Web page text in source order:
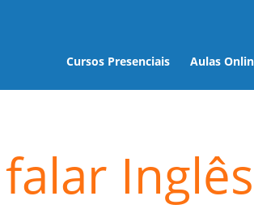
Cursos Presenciais Aulas
Inglês